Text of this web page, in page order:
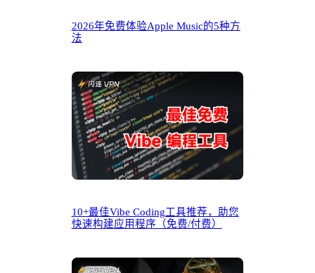
2026年免费体验Apple Music的5种方
法
10+最佳Vibe Coding工具推荐，助您
快速构建应用程序（免费/付费）